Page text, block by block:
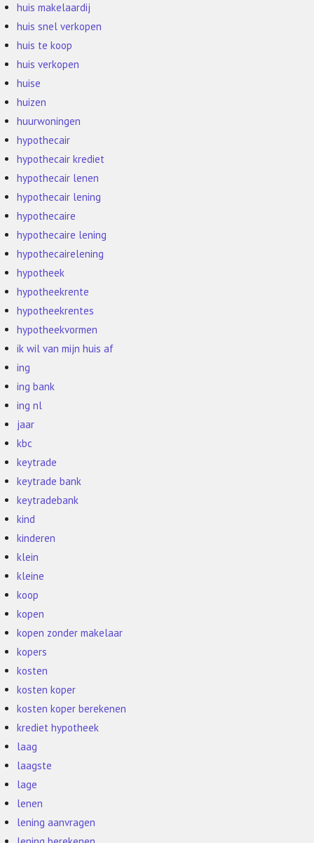
huis makelaardij
huis snel verkopen
huis te koop
huis verkopen
huise
huizen
huurwoningen
hypothecair
hypothecair krediet
hypothecair lenen
hypothecair lening
hypothecaire
hypothecaire lening
hypothecairelening
hypotheek
hypotheekrente
hypotheekrentes
hypotheekvormen
ik wil van mijn huis af
ing
ing bank
ing nl
jaar
kbc
keytrade
keytrade bank
keytradebank
kind
kinderen
klein
kleine
koop
kopen
kopen zonder makelaar
kopers
kosten
kosten koper
kosten koper berekenen
krediet hypotheek
laag
laagste
lage
lenen
lening aanvragen